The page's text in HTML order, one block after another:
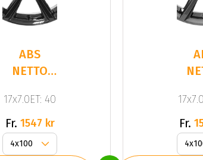
ABS
NETTO
Black
17x7.0ET: 40
Fr. 1547 kr Fr.